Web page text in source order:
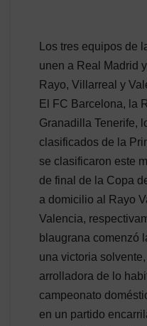
Los tres equipos de
unen a Real Madrid
Rayo, Villarreal y
El FC Barcelona, la
Granadilla Tenerife,
clasificados de la
se clasificaron este
de final de la Copa
a domicilio al Rayo
Valencia,
blaugrana comenzó
una victoria
arrolladora de lo
campeonato
en un partido